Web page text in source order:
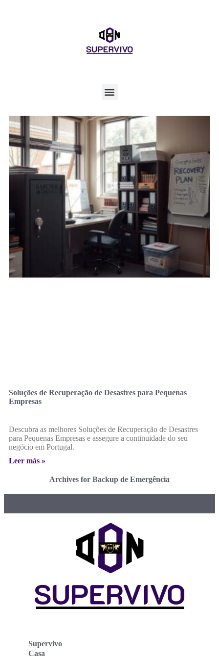
Soluções de Recuperação de Desastres para Pequenas
Empresas
Descubra as melhores Soluções de Recuperação de Desastres
para Pequenas Empresas e assegure a continuidade do seu
negócio em Portugal.
Leer más »
Archives for Backup de Emergência
Supervivo
Casa